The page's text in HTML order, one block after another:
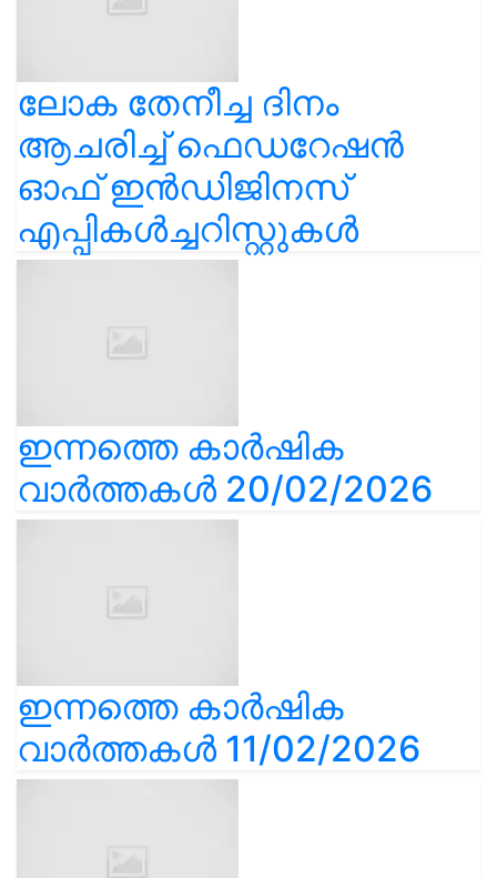
ലോക തേനീച്ച ദിനം
ആചരിച്ച് ഫെഡറേഷൻ
ഓഫ് ഇൻഡിജിനസ്
എപ്പികൾച്ചറിസ്റ്റുകൾ
ഇന്നത്തെ കാർഷിക
വാർത്തകൾ 20/02/2026
ഇന്നത്തെ കാർഷിക
വാർത്തകൾ 11/02/2026